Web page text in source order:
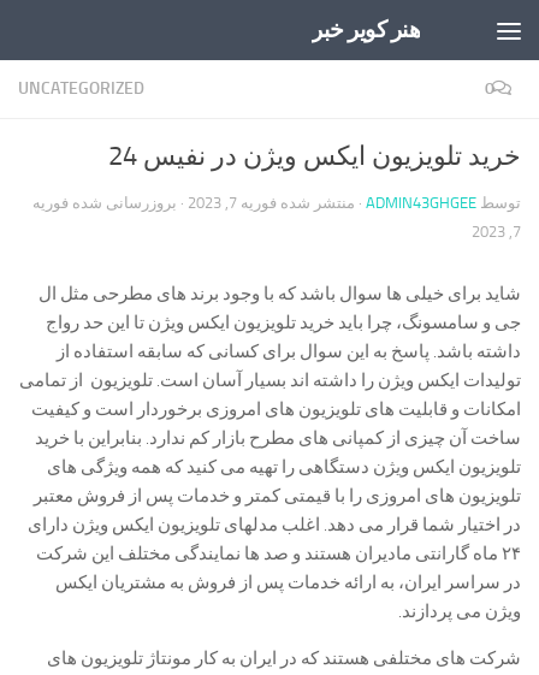
هنر کویر خبر
UNCATEGORIZED 0
خرید تلویزیون ایکس ویژن در نفیس 24
توسط ADMIN43GHGEE · منتشر شده فوریه 7, 2023 · بروزرسانی شده فوریه
7, 2023
شاید برای خیلی ها سوال باشد که با وجود برند های مطرحی مثل ال
جی و سامسونگ، چرا باید خرید تلویزیون ایکس ویژن تا این حد رواج
داشته باشد. پاسخ به این سوال برای کسانی که سابقه استفاده از
تولیدات ایکس ویژن را داشته اند بسیار آسان است. تلویزیون از تمامی
امکانات و قابلیت های تلویزیون های امروزی برخوردار است و کیفیت
ساخت آن چیزی از کمپانی های مطرح بازار کم ندارد. بنابراین با خرید
تلویزیون ایکس ویژن دستگاهی را تهیه می کنید که همه ویژگی های
تلویزیون های امروزی را با قیمتی کمتر و خدمات پس از فروش معتبر
در اختیار شما قرار می دهد. اغلب مدلهای تلویزیون ایکس ویژن دارای
۲۴ ماه گارانتی مادیران هستند و صد ها نمایندگی مختلف این شرکت
در سراسر ایران، به ارائه خدمات پس از فروش به مشتریان ایکس
ویژن می پردازند.
شرکت های مختلفی هستند که در ایران به کار مونتاژ تلویزیون های